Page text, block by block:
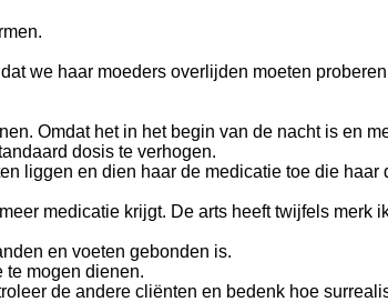
we haar moeders overlijden moeten
Omdat het in het begin van de nacht is en
dosis te verhogen.
liggen en dien haar de medicatie toe die
medicatie krijgt. De arts heeft twijfels merk
en voeten gebonden is.
te mogen dienen.
de andere cliënten en bedenk hoe